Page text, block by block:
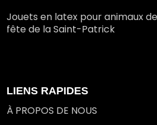
Jouets en latex pour animaux
fête de la Saint-Patrick
LIENS RAPIDES
À PROPOS DE NOUS